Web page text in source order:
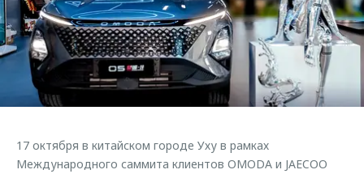
Страхование
Кредитный калькулятор
Аксессуары
Одежда и сувениры
Запчасти
Клиентская поддержка
O&J Автоклуб
Клуб владельцев OMODA
Приложение O&J
Одежда и сувениры
Обратная связь
17 октября в китайском городе Уху в рамках
Международного саммита клиентов OMODA и JAECOO